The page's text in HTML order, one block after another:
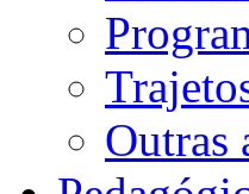
Outras